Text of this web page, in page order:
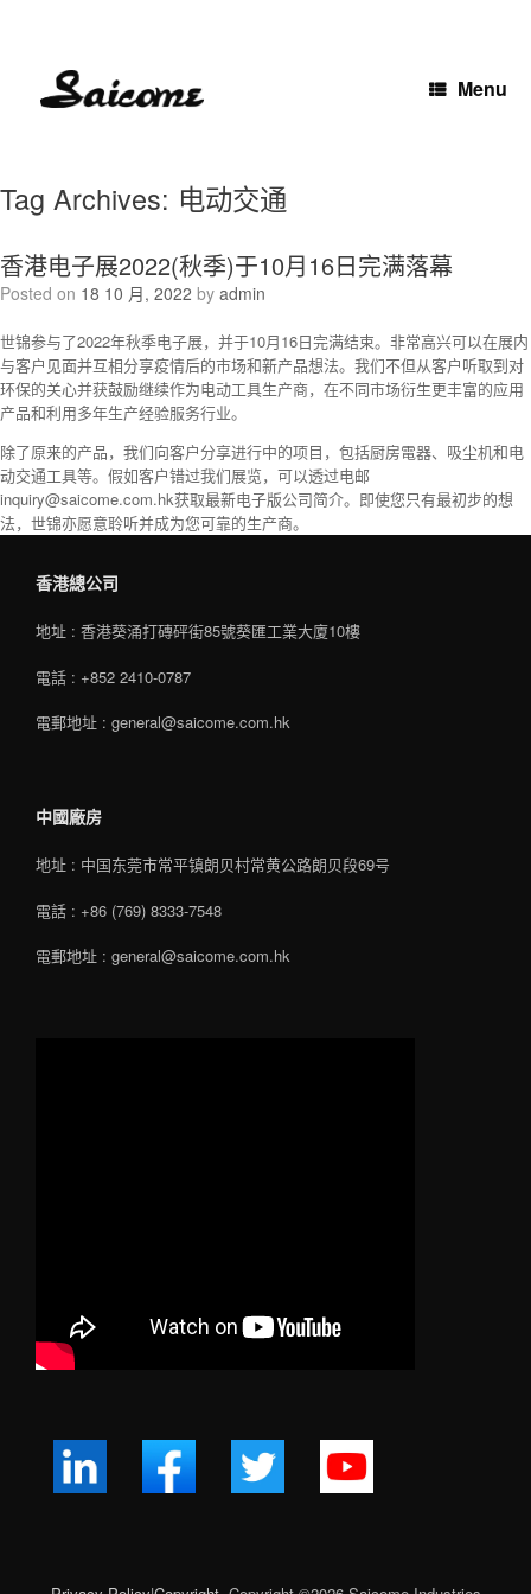
Menu
Tag Archives: 电动交通
香港电子展2022(秋季)于10月16日完满落幕
Posted on 18 10 月, 2022 by admin
世锦参与了2022年秋季电子展，并于10月16日完满结束。非常高兴可以在展内
与客户见面并互相分享疫情后的市场和新产品想法。我们不但从客户听取到对
环保的关心并获鼓励继续作为电动工具生产商，在不同市场衍生更丰富的应用
产品和利用多年生产经验服务行业。
除了原来的产品，我们向客户分享进行中的项目，包括厨房電器、吸尘机和电
动交通工具等。假如客户错过我们展览，可以透过电邮
inquiry@saicome.com.hk获取最新电子版公司简介。即使您只有最初步的想
法，世锦亦愿意聆听并成为您可靠的生产商。
香港總公司
地址 : 香港葵涌打磚砰街85號葵匯工業大廈10樓
電話 : +852 2410-0787
電郵地址 : general@saicome.com.hk
中國廠房
地址 : 中国东莞市常平镇朗贝村常黄公路朗贝段69号
電話 : +86 (769) 8333-7548
電郵地址 : general@saicome.com.hk